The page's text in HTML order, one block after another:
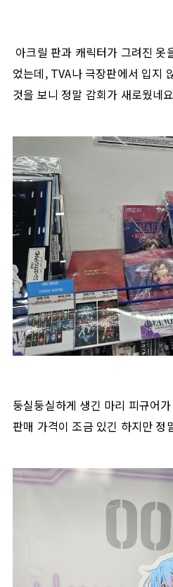
아크릴 판과 캐릭터가 그려진 옷
었는데, TVA나 극장판에서 입지
것을 보니 정말 감회가 새로웠네
둥실둥실하게 생긴 마리 피규어
판매 가격이 조금 있긴 하지만 정